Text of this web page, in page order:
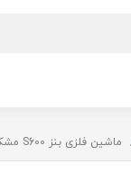
ماشین فلزی بنز S600 مشکی شاینی دودزا سایز1/24 کد 5138